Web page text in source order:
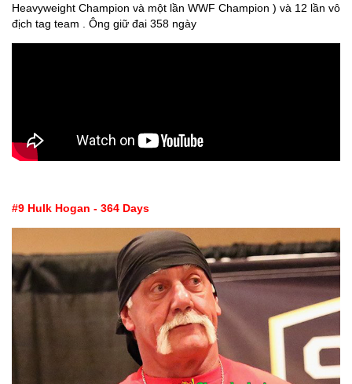
Heavyweight Champion và một lần WWF Champion ) và 12 lần vô
địch tag team . Ông giữ đai 358 ngày
#9 Hulk Hogan - 364 Days